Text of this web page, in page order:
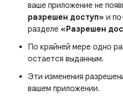
ваше приложение не
разрешен доступ» и
разделе «Разрешен
По крайней мере одно
остается выданным.
Эти изменения
вашем приложении.